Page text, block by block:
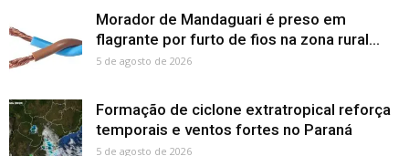
Morador de Mandaguari é preso em
flagrante por furto de fios na zona rural...
5 de agosto de 2026
Formação de ciclone extratropical reforça
temporais e ventos fortes no Paraná
5 de agosto de 2026